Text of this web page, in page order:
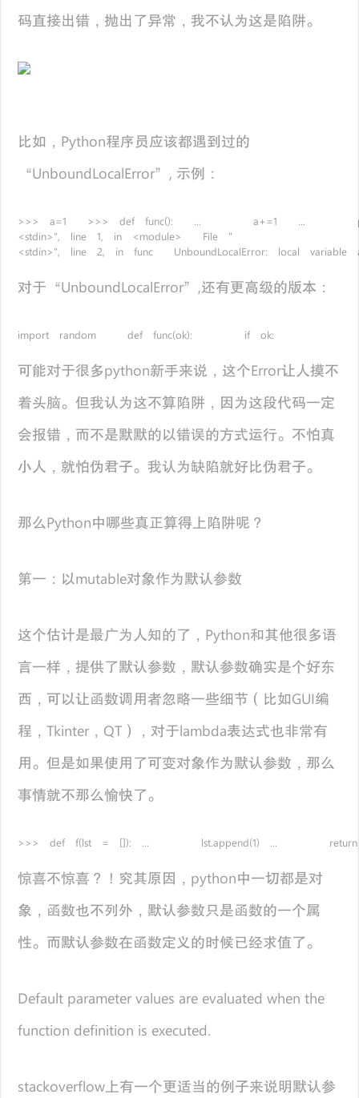
码直接出错，抛出了异常，我不认为这是陷阱。
比如，Python程序员应该都遇到过的
“UnboundLocalError”, 示例：
>>> a=1 >>> def func(): ... a+=1 ... print a
<stdin>", line 1, in <module> File "
<stdin>", line 2, in func UnboundLocalError: local variable
对于“UnboundLocalError”,还有更高级的版本：
import random def func(ok): if ok: a =
可能对于很多python新手来说，这个Error让人摸不
着头脑。但我认为这不算陷阱，因为这段代码一定
会报错，而不是默默的以错误的方式运行。不怕真
小人，就怕伪君子。我认为缺陷就好比伪君子。
那么Python中哪些真正算得上陷阱呢？
第一：以mutable对象作为默认参数
这个估计是最广为人知的了，Python和其他很多语
言一样，提供了默认参数，默认参数确实是个好东
西，可以让函数调用者忽略一些细节（比如GUI编
程，Tkinter，QT），对于lambda表达式也非常有
用。但是如果使用了可变对象作为默认参数，那么
事情就不那么愉快了。
>>> def f(lst = []): ... lst.append(1) ... return
惊喜不惊喜？！究其原因，python中一切都是对
象，函数也不列外，默认参数只是函数的一个属
性。而默认参数在函数定义的时候已经求值了。
Default parameter values are evaluated when the
function definition is executed.
stackoverflow上有一个更适当的例子来说明默认参